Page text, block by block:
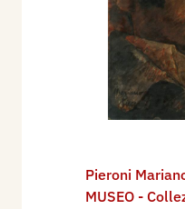
Pieroni
MUSEO -